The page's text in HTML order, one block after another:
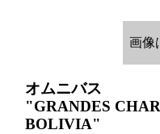
画像
オムニバス
"GRANDES
BOLIVIA"